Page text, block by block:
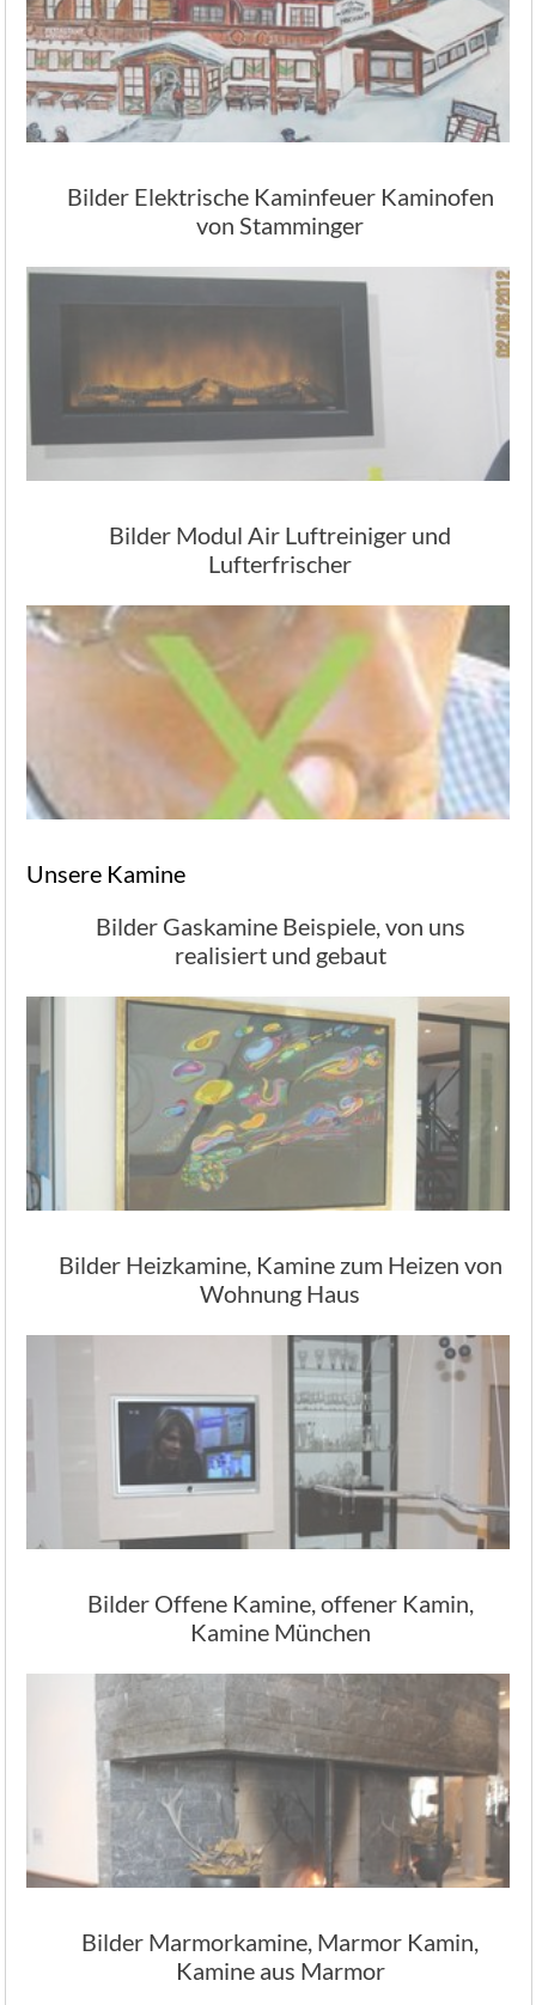
Bilder Elektrische Kaminfeuer Kaminofen
von Stamminger
Bilder Modul Air Luftreiniger und
Lufterfrischer
Unsere Kamine
Bilder Gaskamine Beispiele, von uns
realisiert und gebaut
Bilder Heizkamine, Kamine zum Heizen von
Wohnung Haus
Bilder Offene Kamine, offener Kamin,
Kamine München
Bilder Marmorkamine, Marmor Kamin,
Kamine aus Marmor